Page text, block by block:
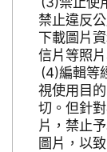
禁止違反
下載圖片
信片等照
編輯等
視使用目
切。但針
片，禁止
圖片，以